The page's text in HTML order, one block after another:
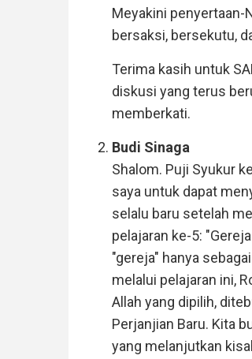
Meyakini penyertaan-
bersaksi, bersekutu,
Terima kasih untuk
diskusi yang terus
memberkati.
Budi Sinaga
Shalom. Puji Syukur
saya untuk dapat
selalu baru setelah
pelajaran ke-5:
"gereja" hanya
melalui pelajaran ini,
Allah yang dipilih,
Perjanjian Baru. Kita
yang melanjutkan